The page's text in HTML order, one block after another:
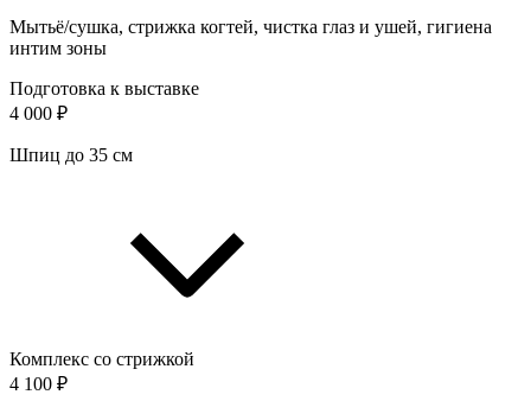
Мытьё/сушка, стрижка когтей, чистка глаз и ушей, гигиена
интим зоны
Подготовка к выставке
4 000 ₽
Шпиц до 35 см
Комплекс со стрижкой
4 100 ₽